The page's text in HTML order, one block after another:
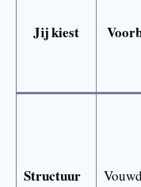
Jij kiest
Structuur